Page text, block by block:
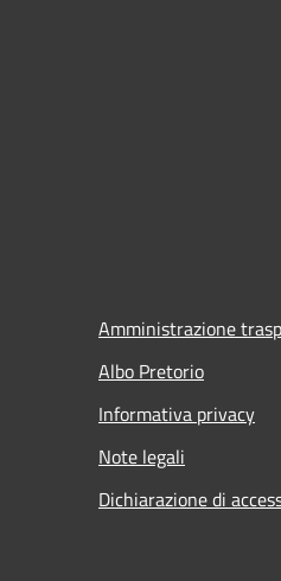
Amministrazione
Albo Pretorio
Informativa privacy
Note legali
Dichiarazione di